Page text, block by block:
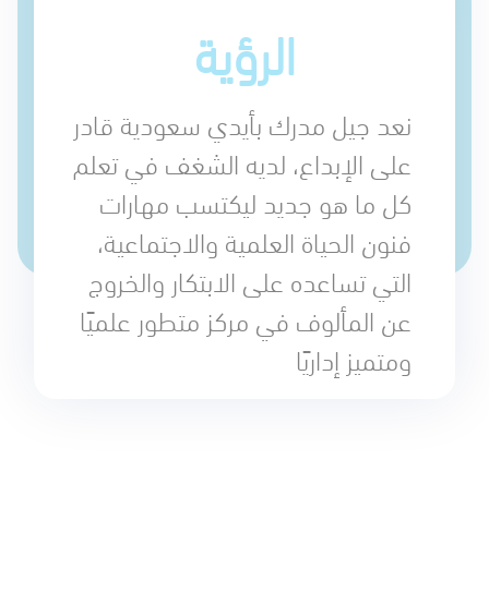
الرؤية
نعد جيل مدرك بأيدي سعودية قادر
على الإبداع، لديه الشغف في تعلم
كل ما هو جديد ليكتسب مهارات
فنون الحياة العلمية والاجتماعية،
التي تساعده على الابتكار والخروج
عن المألوف في مركز متطور علميًا
ومتميز إداريًا